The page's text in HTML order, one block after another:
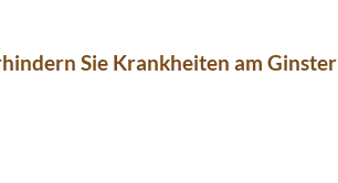
Sie Krankheiten am Ginster